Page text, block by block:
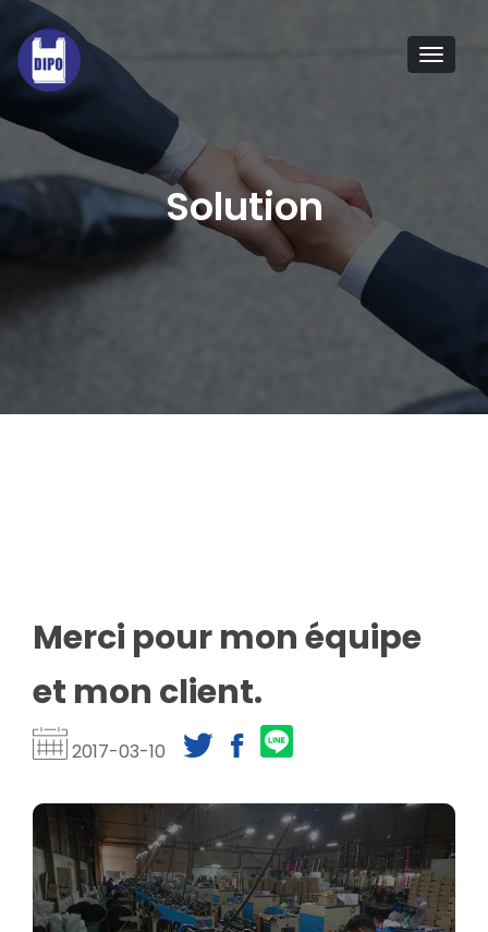
Solution
Merci pour mon équipe
et mon client.
2017-03-10